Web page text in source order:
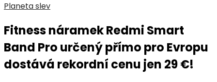
Planeta slev
Fitness náramek Redmi Smart
Band Pro určený přímo pro Evropu
dostává rekordní cenu jen 29 €!